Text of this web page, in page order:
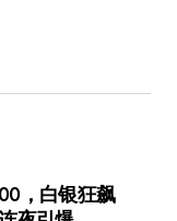
，白银狂飙